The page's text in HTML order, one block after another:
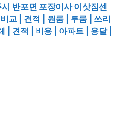
반포면 포장이사 이삿짐센
교 | 견적 | 원룸 | 투룸 | 쓰리
| 견적 | 비용 | 아파트 | 용달 |